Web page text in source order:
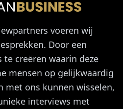
voeren wij
Door een
creëren waarin deze
mensen op gelijkwaardig
met ons kunnen wisselen,
interviews met